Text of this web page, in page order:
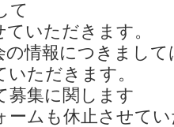
て
いただきます。
の情報につきまして
ただきます。
募集に関します
ームも休止させて